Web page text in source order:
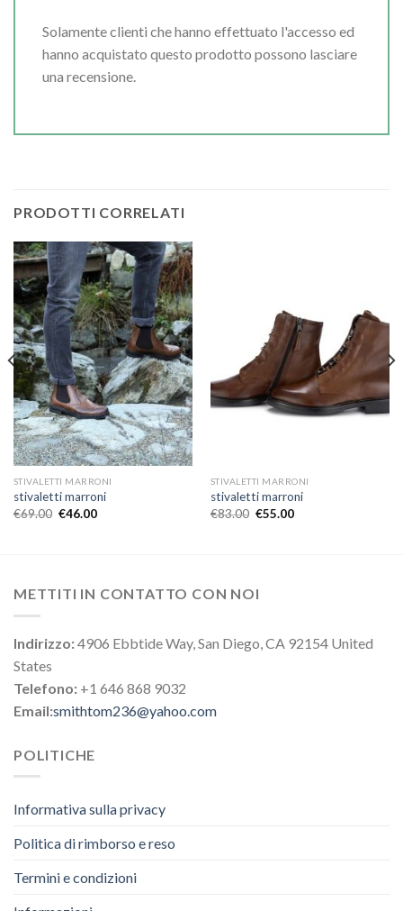
Solamente clienti che hanno effettuato l'accesso ed
hanno acquistato questo prodotto possono lasciare
una recensione.
PRODOTTI CORRELATI
STIVALETTI MARRONI
stivaletti marroni
€69.00 €46.00
STIVALETTI MARRONI
stivaletti marroni
€83.00 €55.00
METTITI IN CONTATTO CON NOI
Indirizzo:4906 Ebbtide Way, San Diego, CA 92154 United
States
Telefono: +1 646 868 9032
Email:smithtom236@yahoo.com
POLITICHE
Informativa sulla privacy
Politica di rimborso e reso
Termini e condizioni